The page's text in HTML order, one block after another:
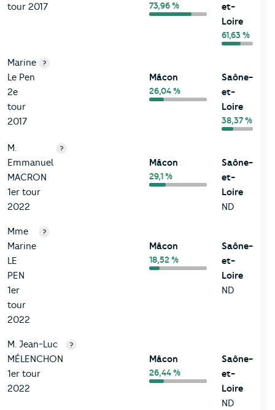
tour 2017
73,96 %
et-
Loire
61,63 %
Marine
Le Pen
2e
tour
2017
?
Mâcon
26,04 %
Saône-
et-
Loire
38,37 %
M.
Emmanuel
MACRON
1er tour
2022
?
Mâcon
29,1 %
Saône-
et-
Loire
ND
Mme
Marine
LE
PEN
1er
tour
2022
?
Mâcon
18,52 %
Saône-
et-
Loire
ND
M. Jean-Luc
MÉLENCHON
1er tour
2022
?
Mâcon
26,44 %
Saône-
et-
Loire
ND